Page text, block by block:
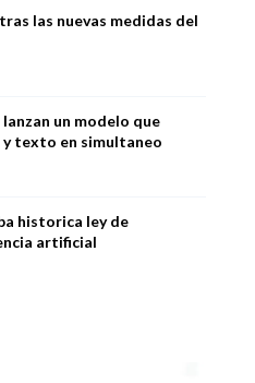
las nuevas medidas del
un modelo que
y texto en simultaneo
historica ley de
artificial